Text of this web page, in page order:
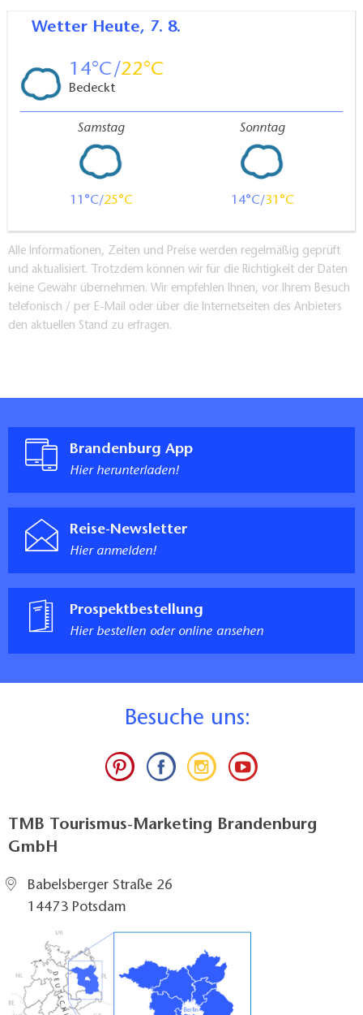
Wetter Heute, 7. 8.
14 22
Bedeckt
Samstag
11 25
Sonntag
14 31
Alle Informationen, Zeiten und Preise werden regelmäßig geprüft
und aktualisiert. Trotzdem können wir für die Richtigkeit der Daten
keine Gewähr übernehmen. Wir empfehlen Ihnen, vor Ihrem Besuch
telefonisch / per E-Mail oder über die Internetseiten des Anbieters
den aktuellen Stand zu erfragen.
Brandenburg App
Hier herunterladen!
Reise-Newsletter
Hier anmelden!
Prospektbestellung
Hier bestellen oder online ansehen
Besuche uns:
TMB Tourismus-Marketing Brandenburg
GmbH
Babelsberger Straße 26
14473 Potsdam